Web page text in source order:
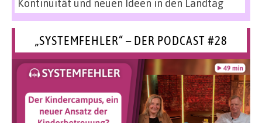
Kontinuität und neuen Ideen in den Landtag
„SYSTEMFEHLER“ – DER PODCAST #28